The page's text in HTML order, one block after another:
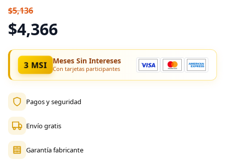
$5,136
$4,366
3 MSI Meses Sin Intereses
Con tarjetas participantes
Pagos y seguridad
Envío gratis
Garantía fabricante